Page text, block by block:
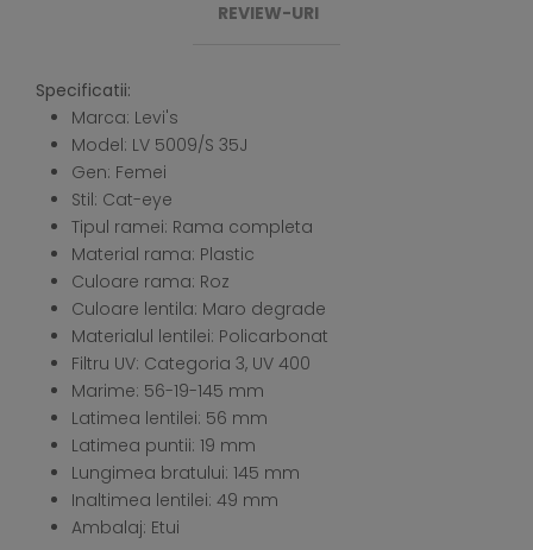
REVIEW-URI
Specificatii:
Marca: Levi's
Model: LV 5009/S 35J
Gen: Femei
Stil: Cat-eye
Tipul ramei: Rama completa
Material rama: Plastic
Culoare rama: Roz
Culoare lentila: Maro degrade
Materialul lentilei: Policarbonat
Filtru UV: Categoria 3, UV 400
Marime: 56-19-145 mm
Latimea lentilei: 56 mm
Latimea puntii: 19 mm
Lungimea bratului: 145 mm
Inaltimea lentilei: 49 mm
Ambalaj: Etui